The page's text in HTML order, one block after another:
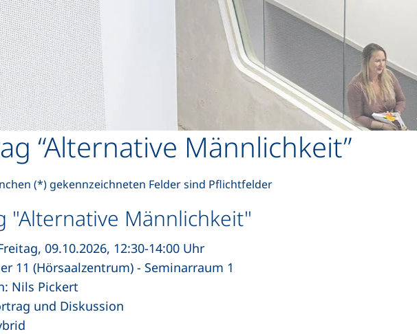
Direkt zum Inhalt
“Alternative Männlichkeit”
(*) gekennzeichneten Felder sind Pflichtfelder
"Alternative Männlichkeit"
09.10.2026, 12:30-14:00 Uhr
11 (Hörsaalzentrum) - Seminarraum 1
Nils Pickert
und Diskussion